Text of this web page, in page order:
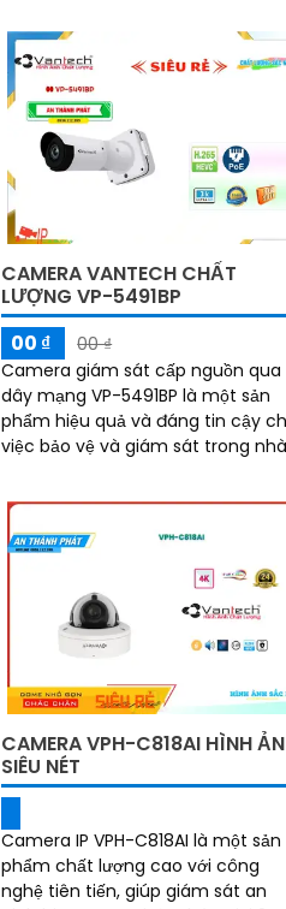
bạn theo dõi qua mạng LAN hoặc
Internet
CAMERA VANTECH CHẤT
LƯỢNG VP-5491BP
00 ₫
00 ₫
Camera giám sát cấp nguồn qua
dây mạng VP-5491BP là một sản
phẩm hiệu quả và đáng tin cậy
việc bảo vệ và giám sát trong
DWDR 120db, camera...
CAMERA VPH-C818AI HÌNH
SIÊU NÉT
Camera IP VPH-C818AI là một sản
phẩm chất lượng cao với công
nghệ tiên tiến, giúp giám sát an